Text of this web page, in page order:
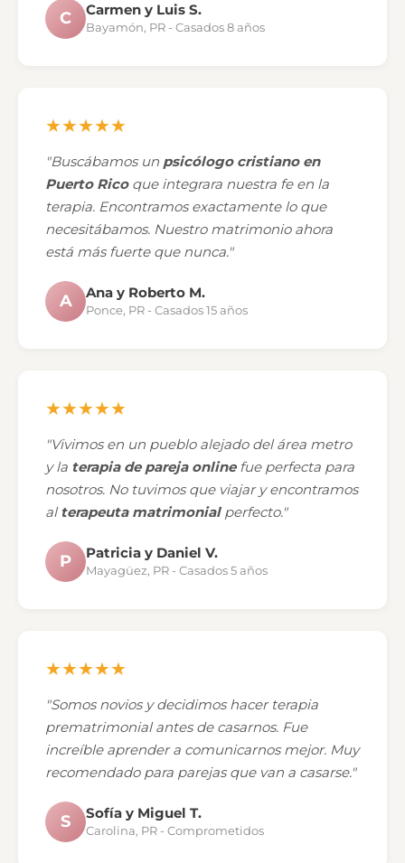
C Carmen y Luis S.
Bayamón, PR - Casados 8 años
★★★★★
"Buscábamos un psicólogo cristiano en
Puerto Ricoque integrara nuestra fe en la
terapia. Encontramos exactamente lo que
necesitábamos. Nuestro matrimonio ahora
está más fuerte que nunca."
A Ana y Roberto M.
Ponce, PR - Casados 15 años
★★★★★
"Vivimos en un pueblo alejado del área metro
y la terapia de pareja onlinefue perfecta para
nosotros. No tuvimos que viajar y encontramos
alterapeuta matrimonialperfecto."
P Patricia y Daniel V.
Mayagüez, PR - Casados 5 años
★★★★★
"Somos novios y decidimos hacer terapia
prematrimonial antes de casarnos. Fue
increíble aprender a comunicarnos mejor. Muy
recomendado para parejas que van a casarse."
S Sofía y Miguel T.
Carolina, PR - Comprometidos